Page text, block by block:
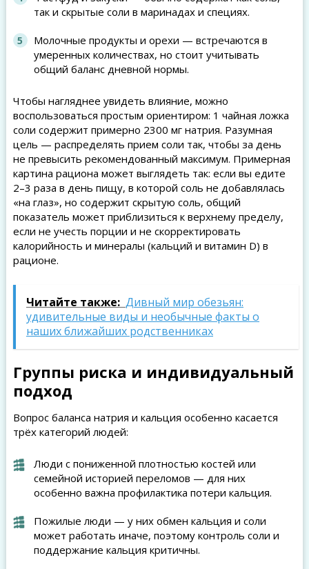
так и скрытые соли в маринадах и специях.
Молочные продукты и орехи — встречаются в
умеренных количествах, но стоит учитывать
общий баланс дневной нормы.
Чтобы нагляднее увидеть влияние, можно
воспользоваться простым ориентиром: 1 чайная ложка
соли содержит примерно 2300 мг натрия. Разумная
цель — распределять прием соли так, чтобы за день
не превысить рекомендованный максимум. Примерная
картина рациона может выглядеть так: если вы едите
2–3 раза в день пищу, в которой соль не добавлялась
«на глаз», но содержит скрытую соль, общий
показатель может приблизиться к верхнему пределу,
если не учесть порции и не скорректировать
калорийность и минералы (кальций и витамин D) в
рационе.
Читайте также: Дивный мир обезьян:
удивительные виды и необычные факты о
наших ближайших родственниках
Группы риска и индивидуальный
подход
Вопрос баланса натрия и кальция особенно касается
трёх категорий людей:
Люди с пониженной плотностью костей или
семейной историей переломов — для них
особенно важна профилактика потери кальция.
Пожилые люди — у них обмен кальция и соли
может работать иначе, поэтому контроль соли и
поддержание кальция критичны.